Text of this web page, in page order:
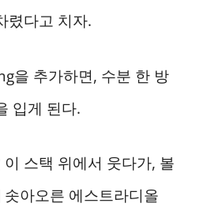
렸다고 치자.
을 추가하면, 수분 한 방
입게 된다.
스택 위에서 웃다가, 볼
아오른 에스트라디올